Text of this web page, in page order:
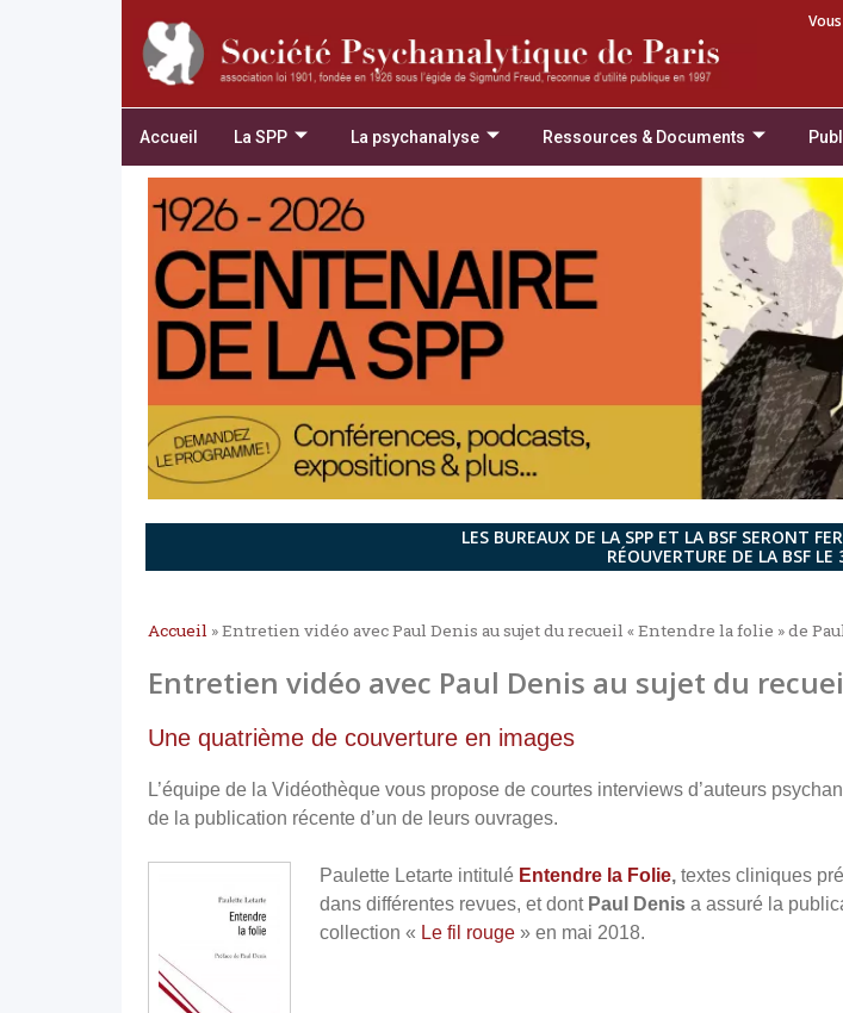
Accueil La SPP La psychanalyse Ressources & Documents
LES BUREAUX DE LA SPP ET LA BSF SERONT
RÉOUVERTURE DE LA BSF
Accueil »Entretien vidéo avec Paul Denis au sujet du recueil « Entendre la folie » de
Entretien vidéo avec Paul Denis au sujet du
Une quatrième de couverture en images
L’équipe de la Vidéothèque vous propose de courtes interviews d’auteurs
de la publication récente d’un de leurs ouvrages.
Paulette Letarte intitulé Entendre la Folie, textes cliniques
dans différentes revues, et dont Paul Denis a assuré la
collection « Le fil rouge » en mai 2018.